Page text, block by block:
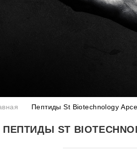
Пептиды St Biotechnology
ПЕПТИДЫ ST